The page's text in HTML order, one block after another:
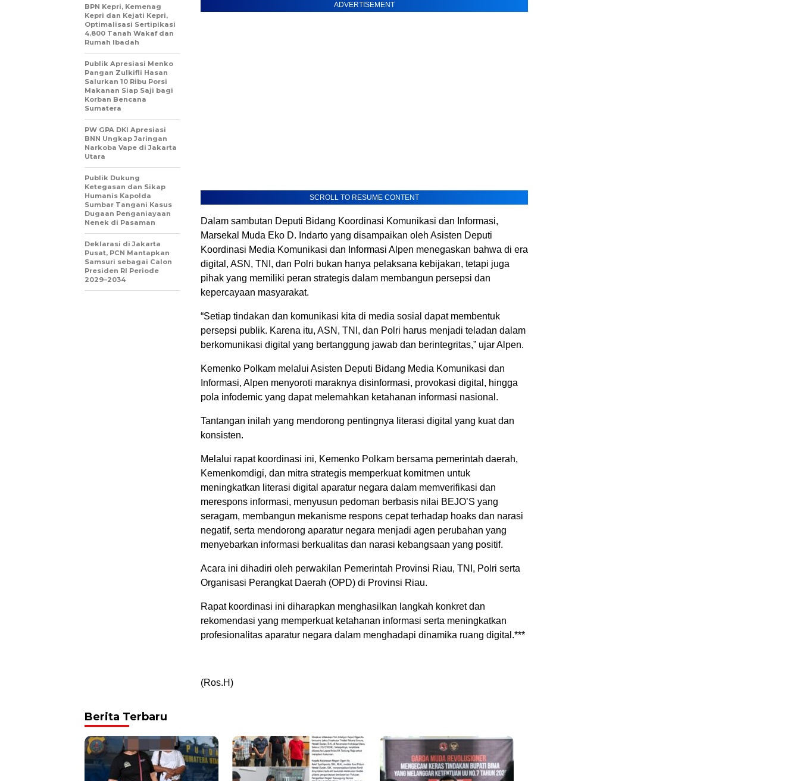
ADVERTISEMENT
SCROLL TO RESUME CONTENT
Dalam sambutan Deputi Bidang Koordinasi Komunikasi dan Informasi,
Marsekal Muda Eko D. Indarto yang disampaikan oleh Asisten Deputi
Koordinasi Media Komunikasi dan Informasi Alpen menegaskan bahwa di era
digital, ASN, TNI, dan Polri bukan hanya pelaksana kebijakan, tetapi juga
pihak yang memiliki peran strategis dalam membangun persepsi dan
kepercayaan masyarakat.
“Setiap tindakan dan komunikasi kita di media sosial dapat membentuk
persepsi publik. Karena itu, ASN, TNI, dan Polri harus menjadi teladan dalam
berkomunikasi digital yang bertanggung jawab dan berintegritas,” ujar Alpen.
Kemenko Polkam melalui Asisten Deputi Bidang Media Komunikasi dan
Informasi, Alpen menyoroti maraknya disinformasi, provokasi digital, hingga
pola infodemic yang dapat melemahkan ketahanan informasi nasional.
Tantangan inilah yang mendorong pentingnya literasi digital yang kuat dan
konsisten.
Melalui rapat koordinasi ini, Kemenko Polkam bersama pemerintah daerah,
Kemenkomdigi, dan mitra strategis memperkuat komitmen untuk
meningkatkan literasi digital aparatur negara dalam memverifikasi dan
merespons informasi, menyusun pedoman berbasis nilai BEJO’S yang
seragam, membangun mekanisme respons cepat terhadap hoaks dan narasi
negatif, serta mendorong aparatur negara menjadi agen perubahan yang
menyebarkan informasi berkualitas dan narasi kebangsaan yang positif.
Acara ini dihadiri oleh perwakilan Pemerintah Provinsi Riau, TNI, Polri serta
Organisasi Perangkat Daerah (OPD) di Provinsi Riau.
Rapat koordinasi ini diharapkan menghasilkan langkah konkret dan
rekomendasi yang memperkuat ketahanan informasi serta meningkatkan
profesionalitas aparatur negara dalam menghadapi dinamika ruang digital.***
(Ros.H)
BPN Kepri, Kemenag
Kepri dan Kejati Kepri,
Optimalisasi Sertipikasi
4.800 Tanah Wakaf dan
Rumah Ibadah
Publik Apresiasi Menko
Pangan Zulkifli Hasan
Salurkan 10 Ribu Porsi
Makanan Siap Saji bagi
Korban Bencana
Sumatera
PW GPA DKI Apresiasi
BNN Ungkap Jaringan
Narkoba Vape di Jakarta
Utara
Publik Dukung
Ketegasan dan Sikap
Humanis Kapolda
Sumbar Tangani Kasus
Dugaan Penganiayaan
Nenek di Pasaman
Deklarasi di Jakarta
Pusat, PCN Mantapkan
Samsuri sebagai Calon
Presiden RI Periode
2029–2034
Berita Terbaru